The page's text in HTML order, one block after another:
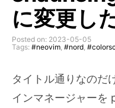
に変更し
Posted on: 2023-05-05
Tags: #neovim, #nord,
タイトル通りなのだ
インマネージャーを